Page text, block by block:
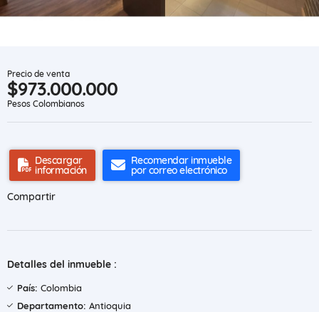
Precio de venta
$973.000.000
Pesos Colombianos
Descargar
información
Recomendar inmueble
por correo electrónico
Compartir
Detalles del inmueble :
País: Colombia
Departamento: Antioquia